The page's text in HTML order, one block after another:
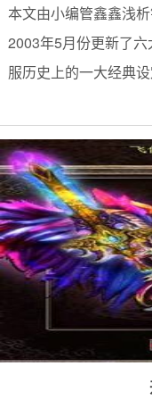
本文由小编管鑫鑫浅
2003年5月份更新了
服历史上的一大经典